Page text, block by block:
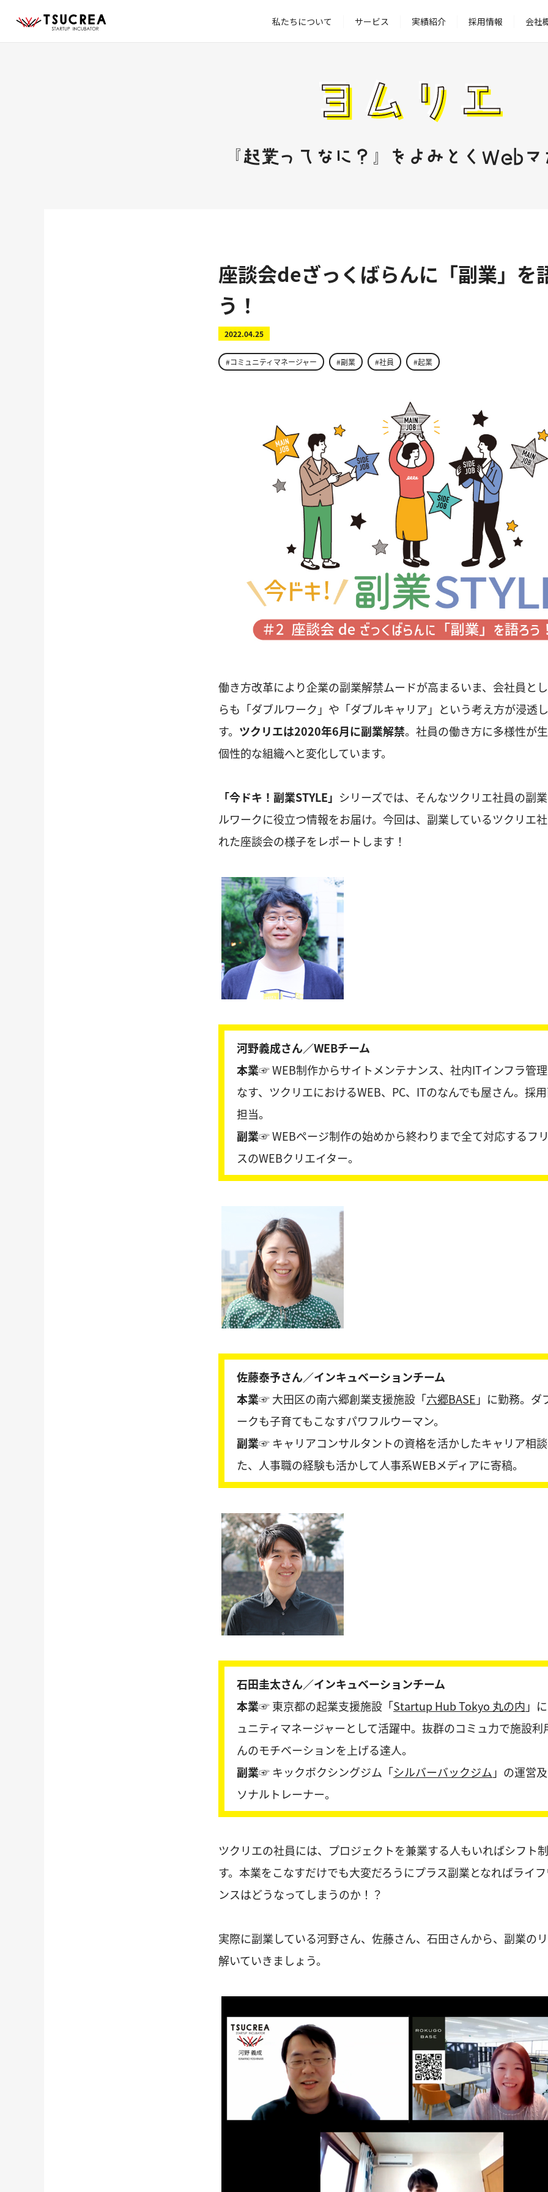
私たちについて サービス 実績紹介 採用情報 会社
『起業ってなに？』をよみとくWebマ
座談会deざっくばらんに「副業」を
う！
2022.04.25
#コミュニティマネージャー #副業 #社員 #起業
働き方改革により企業の副業解禁ムードが高まるいま、会社員と
らも「ダブルワーク」や「ダブルキャリア」という考え方が浸透
す。 ツクリエは2020年6月に副業解禁。社員の働き方に多様性が
個性的な組織へと変化しています。
「今ドキ！副業STYLE」 シリーズでは、そんなツクリエ社員の副
ルワークに役立つ情報をお届け。今回は、副業しているツクリエ
れた座談会の様子をレポートします！
河野義成さん／WEBチーム
本業☞WEB制作からサイトメンテナンス、社内ITインフラ管
なす、ツクリエにおけるWEB、PC、ITのなんでも屋さん。採
担当。
副業☞WEBページ制作の始めから終わりまで全て対応するフ
スのWEBクリエイター。
佐藤泰予さん／インキュベーションチーム
本業☞大田区の南六郷創業支援施設「六郷BASE 」に勤務。ダ
ークも子育てもこなすパワフルウーマン。
副業☞ キャリアコンサルタントの資格を活かしたキャリア相
た、人事職の経験も活かして人事系WEBメディアに寄稿。
石田圭太さん／インキュベーションチーム
本業☞東京都の起業支援施設「Startup Hub Tokyo 丸の内 」
ュニティマネージャーとして活躍中。抜群のコミュ力で施設利
んのモチベーションを上げる達人。
副業☞ キックボクシングジム「シルバーバックジム 」の運営
ソナルトレーナー。
ツクリエの社員には、プロジェクトを兼業する人もいればシフト
す。本業をこなすだけでも大変だろうにプラス副業となればライ
ンスはどうなってしまうのか！？
実際に副業している河野さん、佐藤さん、石田さんから、副業の
解いていきましょう。